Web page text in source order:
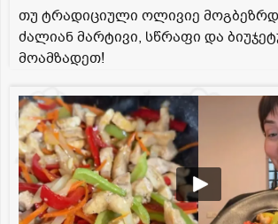
თუ ტრადიციული ოლივიე
ძალიან მარტივი, სწრაფი და
მოამზადეთ!